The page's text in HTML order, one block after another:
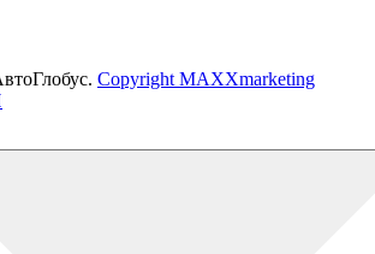
Copyright MAXXmarketing